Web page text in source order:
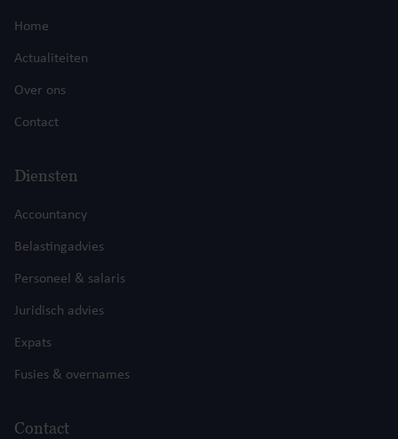
Home
Actualiteiten
Over ons
Contact
Diensten
Accountancy
Belastingadvies
Personeel & salaris
Juridisch advies
Expats
Fusies & overnames
Contact